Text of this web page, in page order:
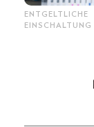
ENTGELTLICHE
EINSCHALTUNG